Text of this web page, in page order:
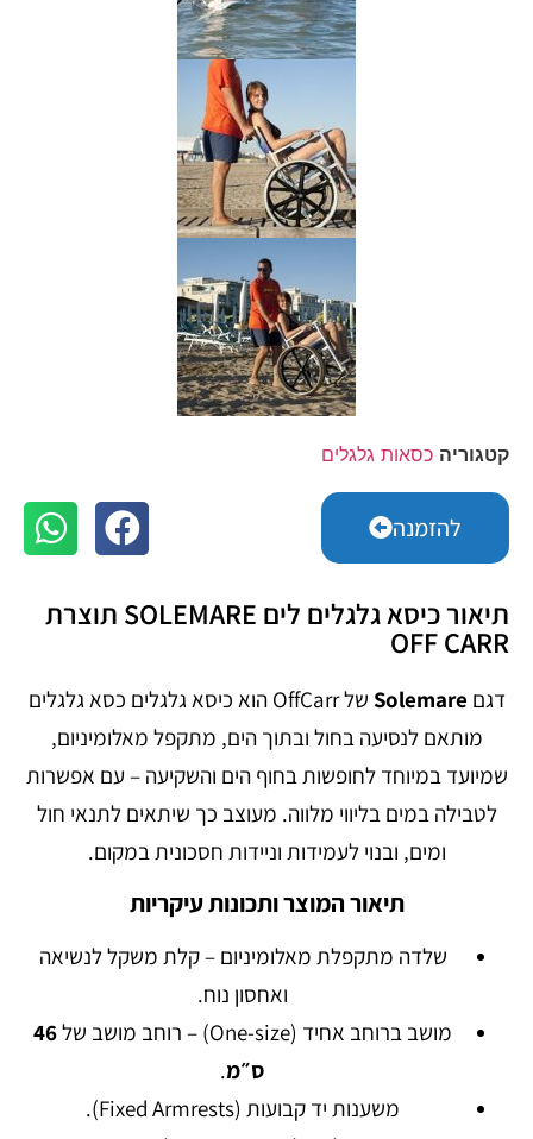
קטגוריה כסאות גלגלים
להזמנה
תיאור כיסא גלגלים לים SOLEMARE תוצרת
OFF CARR
דגם Solemare
של OffCarr הוא כיסא גלגלים כסא גלגלים
מותאם לנסיעה בחול ובתוך הים, מתקפל מאלומיניום,
שמיועד במיוחד לחופשות בחוף הים והשקיעה – עם אפשרות
לטבילה במים בליווי מלווה. מעוצב כך שיתאים לתנאי חול
ומים, ובנוי לעמידות וניידות חסכונית במקום.
תיאור המוצר ותכונות עיקריות
שלדה מתקפלת מאלומיניום – קלת משקל לנשיאה
ואחסון נוח.
מושב ברוחב אחיד (One-size) – רוחב מושב של
46
ס״מ.
משענות יד קבועות (Fixed Armrests).